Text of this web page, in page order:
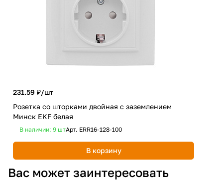
231.59 ₽/шт
Розетка со шторками двойная с заземлением
Минск EKF белая
В наличии: 9 штАрт. ERR16-128-100
В корзину
Вас может заинтересовать